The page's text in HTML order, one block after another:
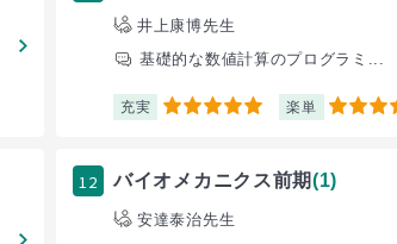
井上康博先生
基礎的な数値計算のプログラミ...
充実 5 楽単 3.5
12 バイオメカニクス前期(1)
安達泰治先生